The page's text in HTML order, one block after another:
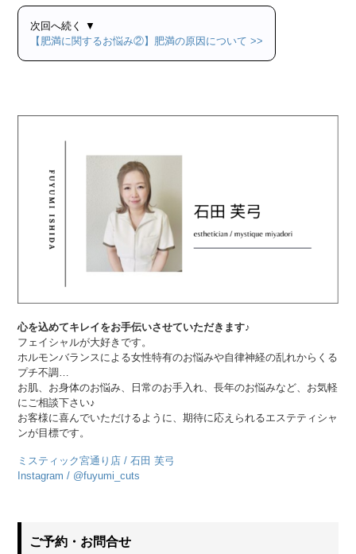
次回へ続く ▼
【肥満に関するお悩み②】肥満の原因について >>
心を込めてキレイをお手伝いさせていただきます♪
フェイシャルが大好きです。
ホルモンバランスによる女性特有のお悩みや自律神経の乱れからくる
プチ不調…
お肌、お身体のお悩み、日常のお手入れ、長年のお悩みなど、お気軽
にご相談下さい♪
お客様に喜んでいただけるように、期待に応えられるエステティシャ
ンが目標です。
ミスティック宮通り店 / 石田 芙弓
Instagram / @fuyumi_cuts
ご予約・お問合せ